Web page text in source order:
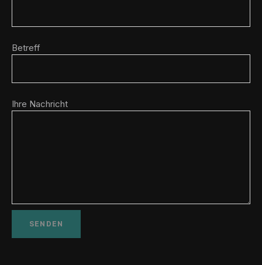
Betreff
Ihre Nachricht